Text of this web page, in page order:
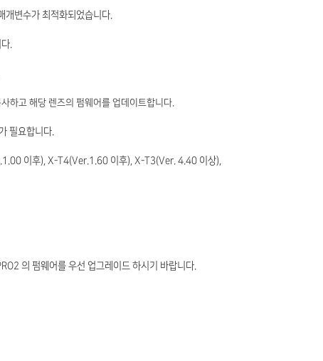
개변수가 최적화되었습니다.
.
하고 해당 렌즈의 펌웨어를 업데이트합니다.
필요합니다.
이후), X-T4(Ver.1.60 이후), X-T3(Ver. 4.40 이상),
의 펌웨어를 우선 업그레이드 하시기 바랍니다.